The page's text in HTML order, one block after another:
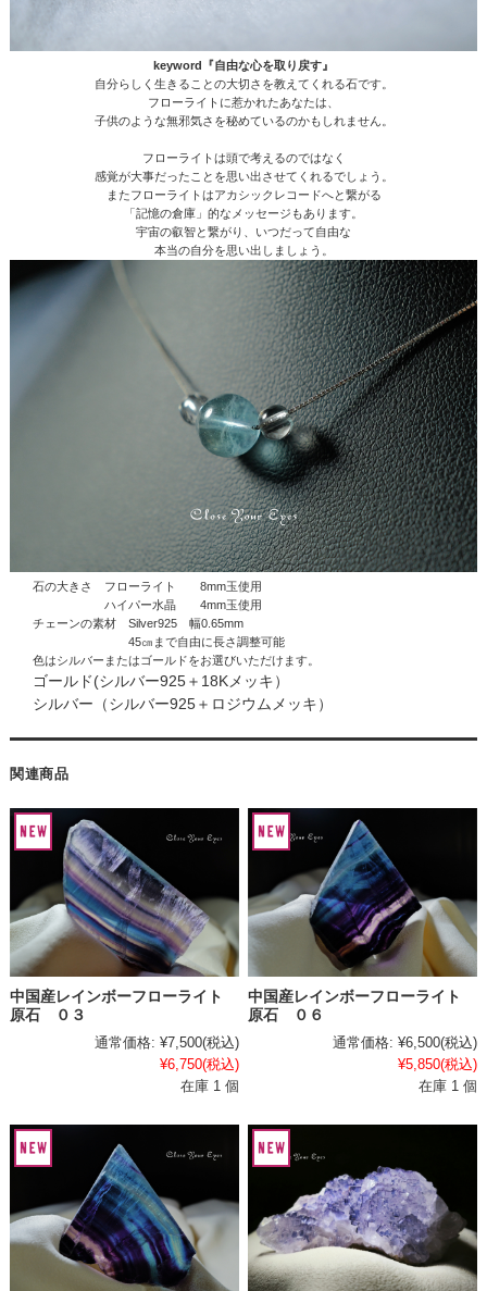
keyword『自由な心を取り戻す』
自分らしく生きることの大切さを教えてくれる石です。
フローライトに惹かれたあなたは、
子供のような無邪気さを秘めているのかもしれません。
フローライトは頭で考えるのではなく
感覚が大事だったことを思い出させてくれるでしょう。
またフローライトはアカシックレコードへと繋がる
「記憶の倉庫」的なメッセージもあります。
宇宙の叡智と繋がり、いつだって自由な
本当の自分を思い出しましょう。
石の大きさ フローライト 8mm玉使用
ハイパー水晶 4mm玉使用
チェーンの素材 Silver925 幅0.65mm
45㎝まで自由に長さ調整可能
色はシルバーまたはゴールドをお選びいただけます。
ゴールド(シルバー925＋18Kメッキ）
シルバー（シルバー925＋ロジウムメッキ）
関連商品
中国産レインボーフローライト
原石 ０３
通常価格: ¥7,500(税込)
¥6,750(税込)
在庫 1 個
中国産レインボーフローライト
原石 ０６
通常価格: ¥6,500(税込)
¥5,850(税込)
在庫 1 個